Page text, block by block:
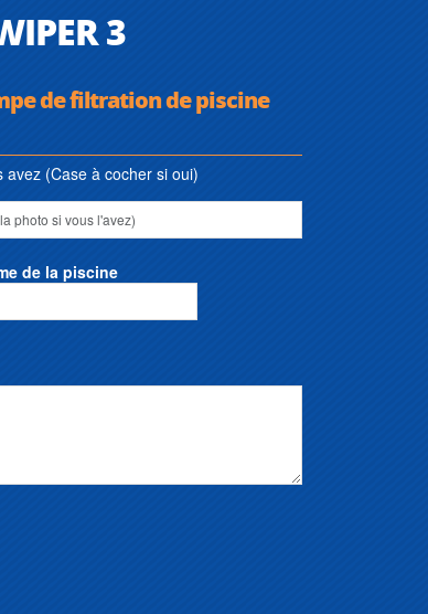
3
de filtration de piscine
(Case à cocher si oui)
de la piscine